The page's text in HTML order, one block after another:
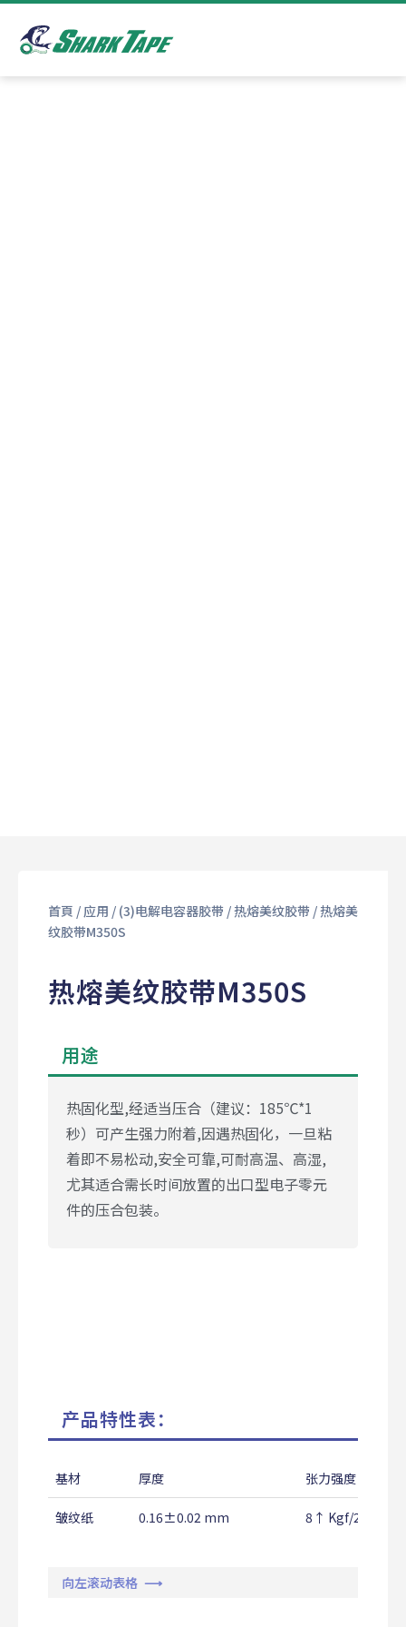
首頁 / 应用 / (3)电解电容器胶带/热熔美纹胶带/ 热熔美
纹胶带M350S
热熔美纹胶带M350S
用途
热固化型,经适当压合（建议：185℃*1
秒）可产生强力附着,因遇热固化，一旦粘
着即不易松动,安全可靠,可耐高温、高湿,
尤其适合需长时间放置的出口型电子零元
件的压合包装。
产品特性表：
基材 厚度 张力强度
皱纹纸 0.16±0.02 mm 8↑ Kgf/25mm
向左滚动表格 ⟶